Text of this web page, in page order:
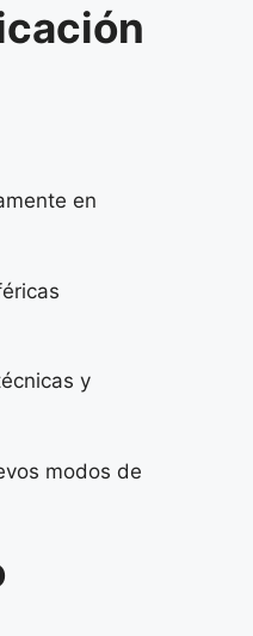
en
y
modos de